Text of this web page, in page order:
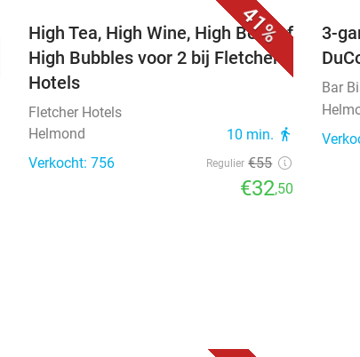
41%
High Tea, High Wine, High Beer of
High Bubbles voor 2 bij Fletcher
Hotels
Fletcher Hotels
Helmond
10 min. directions_walk
Verkocht: 756 Regulier €55
€32,50
3-
Bar